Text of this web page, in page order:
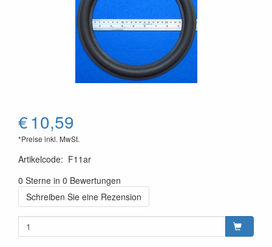
€10,59
*Preise inkl. MwSt.
Artikelcode: F11ar
0 Sterne in 0 Bewertungen
Schreiben Sie eine Rezension